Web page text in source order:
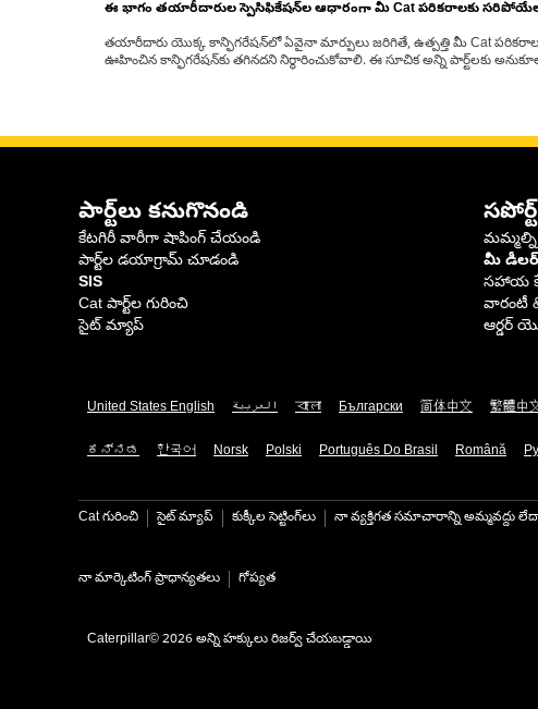
ఈ భాగం తయారీదారుల స్పెసిఫికేషన్‌ల ఆధారంగా మీ Cat పరికరాలకు
తయారీదారు యొక్క కాన్ఫిగరేషన్‌లో ఏవైనా మార్పులు జరిగితే, ఉత్పత్తి మీ Cat
ఊహించిన కాన్ఫిగరేషన్‌కు తగినదని నిర్ధారించుకోవాలి. ఈ సూచిక అన్ని పార్ట్‌లకు
పార్ట్‌లు కనుగొనండి
కేటగిరీ వారీగా షాపింగ్ చేయండి
పార్ట్‌ల డయాగ్రామ్ చూడండి
SIS
Cat పార్ట్‌ల గురించి
సైట్ మ్యాప్
సపోర్ట్
మమ్మల్ని
మీ
సహాయ
వారంటీ
ఆర్డర్
United States English العربية বাংলা Български 简体中文 繁體中
ಕನ್ನಡ 한국어 Norsk Polski Português Do Brasil Română
Cat గురించి సైట్ మ్యాప్ కుక్కీల సెట్టింగ్‌లు నా వ్యక్తిగత సమాచారాన్ని అమ్మవద్దు లేదా
నా మార్కెటింగ్ ప్రాధాన్యతలు గోప్యత
Caterpillar© 2026 అన్ని హక్కులు రిజర్వ్ చేయబడ్డాయి